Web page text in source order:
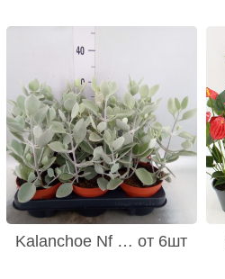
Kalanchoe Nf … от 6шт